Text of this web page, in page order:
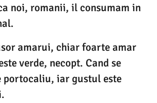
noi, romanii, il consumam in
amarui, chiar foarte amar
verde, necopt. Cand se
portocaliu, iar gustul este